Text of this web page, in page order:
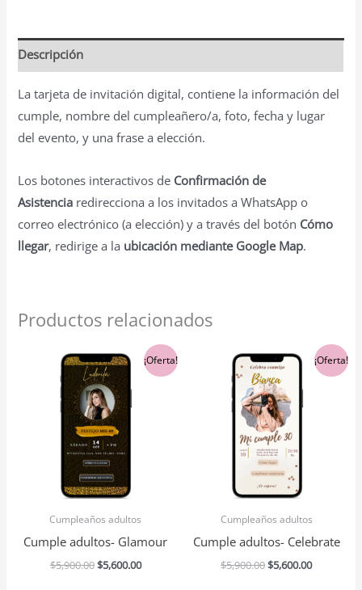
Descripción
La tarjeta de invitación digital, contiene la información del
cumple, nombre del cumpleañero/a, foto, fecha y lugar
del evento, y una frase a elección.
Los botones interactivos de Confirmación de
Asistencia redirecciona a los invitados a WhatsApp o
correo electrónico (a elección) y a través del botón Cómo
llegar, redirige a la ubicación mediante Google Map.
Productos relacionados
¡Oferta!
Cumpleaños adultos
Cumple adultos- Glamour
$5,900.00
El
precio
original
era:
$5,900.00.
$5,600.00
El
precio
¡Oferta!
Cumpleaños adultos
Cumple adultos- Celebrate
$5,900.00
El
precio
original
era:
$5,900.00.
$5,600.00
El
precio